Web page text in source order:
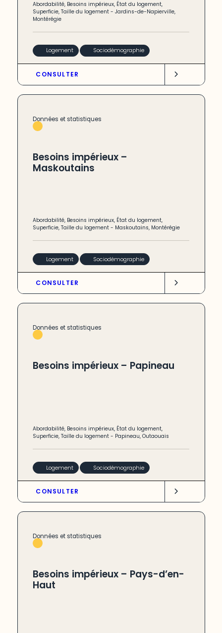
Abordabilité, Besoins impérieux, État du logement,
Superficie,Taille du logement -Jardins-de-Napierville,
Montérégie
Logement Sociodémographie
CONSULTER
Données et statistiques
Besoins impérieux –
Maskoutains
Abordabilité, Besoins impérieux, État du logement,
Superficie,Taille du logement - Maskoutains, Montérégie
Logement Sociodémographie
CONSULTER
Données et statistiques
Besoins impérieux – Papineau
Abordabilité, Besoins impérieux, État du logement,
Superficie,Taille du logement - Papineau,Outaouais
Logement Sociodémographie
CONSULTER
Données et statistiques
Besoins impérieux – Pays-d’en-
Haut